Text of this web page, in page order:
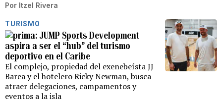
Por Itzel Rivera
TURISMO
JUMP Sports Development
aspira a ser el “hub” del turismo
deportivo en el Caribe
El complejo, propiedad del exenebeísta JJ
Barea y el hotelero Ricky Newman, busca
atraer delegaciones, campamentos y
eventos a la isla